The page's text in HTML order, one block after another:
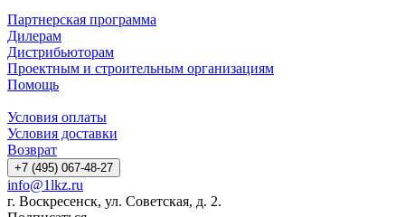
Партнерская программа
Дилерам
Дистрибьюторам
Проектным и строительным организациям
Помощь
Условия оплаты
Условия доставки
Возврат
+7 (495) 067-48-27
info@1lkz.ru
г. Воскресенск, ул. Советская, д. 2.